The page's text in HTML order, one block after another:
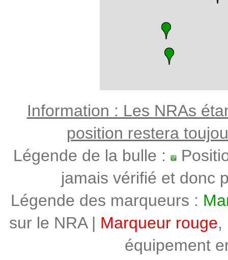
Information : Les NRAs
position restera
Légende de la bulle :
jamais vérifié et donc
Légende des marqueurs :
sur le NRA | Marqueur rouge,
équipement